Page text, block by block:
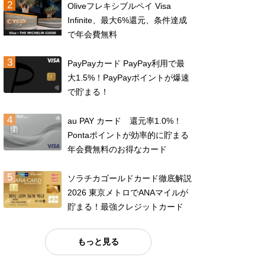
Oliveフレキシブルペイ Visa
Infinite、最大6%還元、条件達成
で年会費無料
PayPayカード PayPay利用で最
大1.5%！PayPayポイントが爆速
で貯まる！
au PAY カード 還元率1.0%！
Pontaポイントが効率的に貯まる
年会費無料のお得なカード
ソラチカゴールドカード徹底解説
2026 東京メトロでANAマイルが
貯まる！最強クレジットカード
もっと見る